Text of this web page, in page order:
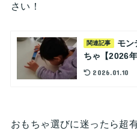
さい！
関連記事
モン
ちゃ【2026
2026.01.10
おもちゃ選びに迷ったら超